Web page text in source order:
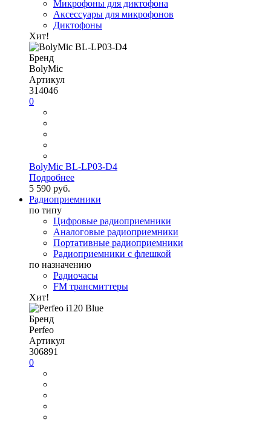
Микрофоны для диктофона
Аксессуары для микрофонов
Диктофоны
Хит!
Бренд
BolyMic
Артикул
314046
0
BolyMic BL-LP03-D4
Подробнее
5 590 руб.
Радиоприемники
по типу
Цифровые радиоприемники
Аналоговые радиоприемники
Портативные радиоприемники
Радиоприемники с флешкой
по назначению
Радиочасы
FM трансмиттеры
Хит!
Бренд
Perfeo
Артикул
306891
0